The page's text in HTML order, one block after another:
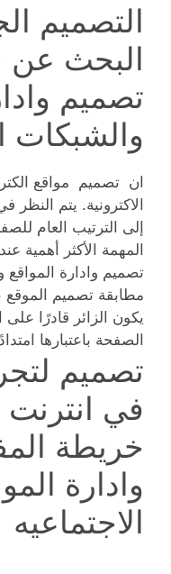
التصميم
البحث عن
تصميم
والشبكات
ان تصميم مواقع
الاكترونية. يتم
إلى الترتيب العام
المهمة الأكثر أهمية
تصميم وادارة المواقع
مطابقة تصميم الموقع
يكون الزائر قادرًا على
الصفحة باعتبارها
تصميم
في
خريطة
وادارة
الاجتماعيه